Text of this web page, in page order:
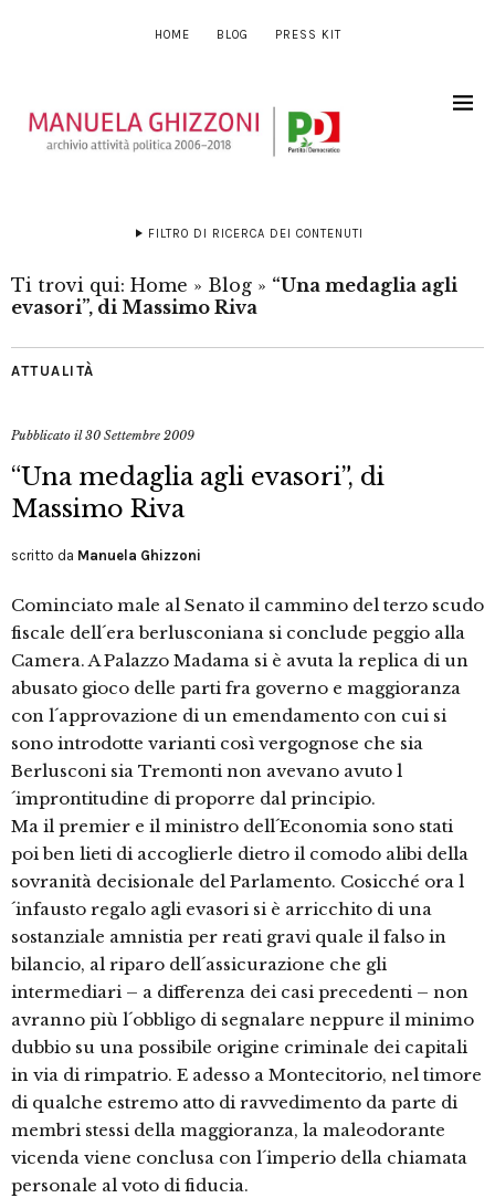
HOME BLOG PRESS KIT
FILTRO DI RICERCA DEI CONTENUTI
Ti trovi qui: Home » Blog » “Una medaglia agli
evasori”, di Massimo Riva
ATTUALITÀ
Pubblicato il30 Settembre 2009
“Una medaglia agli evasori”, di
Massimo Riva
scritto da Manuela Ghizzoni
Cominciato male al Senato il cammino del terzo scudo
fiscale dell´era berlusconiana si conclude peggio alla
Camera. A Palazzo Madama si è avuta la replica di un
abusato gioco delle parti fra governo e maggioranza
con l´approvazione di un emendamento con cui si
sono introdotte varianti così vergognose che sia
Berlusconi sia Tremonti non avevano avuto l
´improntitudine di proporre dal principio.
Ma il premier e il ministro dell´Economia sono stati
poi ben lieti di accoglierle dietro il comodo alibi della
sovranità decisionale del Parlamento. Cosicché ora l
´infausto regalo agli evasori si è arricchito di una
sostanziale amnistia per reati gravi quale il falso in
bilancio, al riparo dell´assicurazione che gli
intermediari – a differenza dei casi precedenti – non
avranno più l´obbligo di segnalare neppure il minimo
dubbio su una possibile origine criminale dei capitali
in via di rimpatrio. E adesso a Montecitorio, nel timore
di qualche estremo atto di ravvedimento da parte di
membri stessi della maggioranza, la maleodorante
vicenda viene conclusa con l´imperio della chiamata
personale al voto di fiducia.